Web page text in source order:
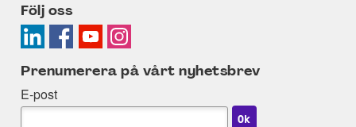
Följ oss
Prenumerera på vårt nyhetsbrev
E-post